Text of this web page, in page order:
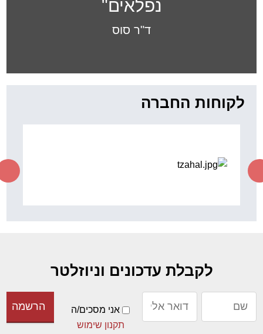
נפלאים"
ד"ר סוס
לקוחות החברה
לקבלת עדכונים וניוזלטר
אני מסכים/ה
תקנון שימוש